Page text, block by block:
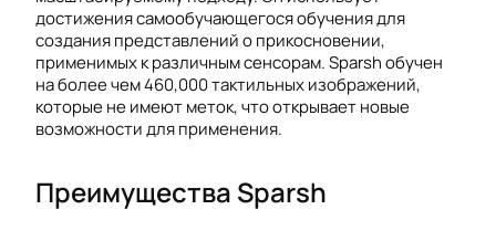
достижения самообучающегося обучения для
создания представлений о прикосновении,
применимых к различным сенсорам. Sparsh обучен
на более чем 460,000 тактильных изображений,
которые не имеют меток, что открывает новые
возможности для применения.
Преимущества Sparsh